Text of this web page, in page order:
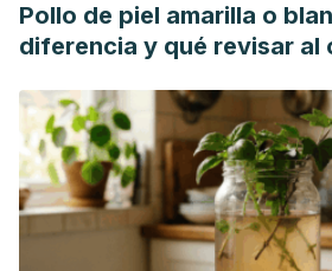
Pollo de piel amarilla o
diferencia y qué revisar al